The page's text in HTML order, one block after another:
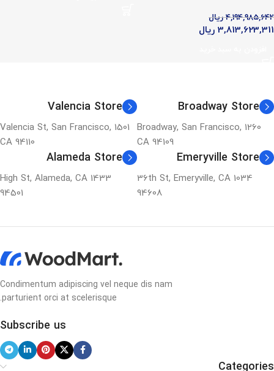
4,194,985,642 ریال
3,813,623,311 ریال
Broadway Store
1260 Broadway, San Francisco,
CA 94109
Valencia Store
1501 Valencia St, San Francisco,
CA 94110
Emeryville Store
1034 36th St, Emeryville, CA
94608
Alameda Store
1433 High St, Alameda, CA
94501
Condimentum adipiscing vel neque dis nam
parturient orci at scelerisque.
Subscribe us
Categories